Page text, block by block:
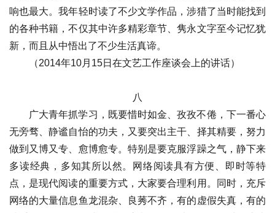
响也最大。我年轻时读了不少文学作品，涉猎了当时能找到
的各种书籍，不仅其中许多精彩章节、隽永文字至今记忆犹
新，而且从中悟出了不少生活真谛。
（2014年10月15日在文艺工作座谈会上的讲话）
八
广大青年抓学习，既要惜时如金、孜孜不倦，下一番心
无旁骛、静谧自怡的功夫，又要突出主干、择其精要，努力
做到又博又专、愈博愈专。特别是要克服浮躁之气，静下来
多读经典，多知其所以然。网络阅读具有方便、即时等特
点，是现代阅读的重要方式，大家要合理利用。同时，充斥
网络的大量信息鱼龙混杂、良莠不齐，有的虚假失真，有的